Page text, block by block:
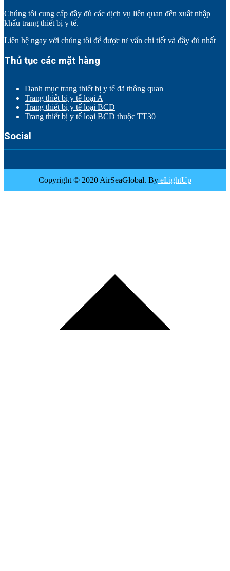
Chúng tôi cung cấp đầy đủ các dịch vụ liên quan đến xuất nhập
khẩu trang thiết bị y tế.
Liên hệ ngay với chúng tôi để được tư vấn chi tiết và đầy đủ nhất
Thủ tục các mặt hàng
Danh mục trang thiết bị y tế đã thông quan
Trang thiết bị y tế loại A
Trang thiết bị y tế loại BCD
Trang thiết bị y tế loại BCD thuộc TT30
Social
Copyright © 2020 AirSeaGlobal. By eLightUp